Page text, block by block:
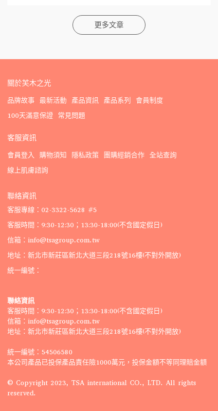
更多文章
關於芙木之光
品牌故事 最新活動 產品資訊 產品系列
會員制度
100天滿意保證 常見問題
客服資訊
會員登入 購物須知 隱私政策 團購經銷合作 全站查詢
線上肌膚諮詢
聯絡資訊
客服專線：02-3322-5628 #5
客服時間：9:30-12:30；13:30-18:00(不含國定假日)
信箱：info@tsagroup.com.tw
地址：新北市新莊區新北大道三段218號16樓(不對外開放)
統一編號：
聯絡資訊
客服時間：9:30-12:30；13:30-18:00(不含國定假日)
信箱：info@tsagroup.com.tw
地址：新北市新莊區新北大道三段218號16樓(不對外開放)
統一編號：54506580
本公司產品已投保產品責任險1000萬元，投保金額不等同理賠金額
© Copyright 2023, TSA international CO., LTD. All rights
reserved.